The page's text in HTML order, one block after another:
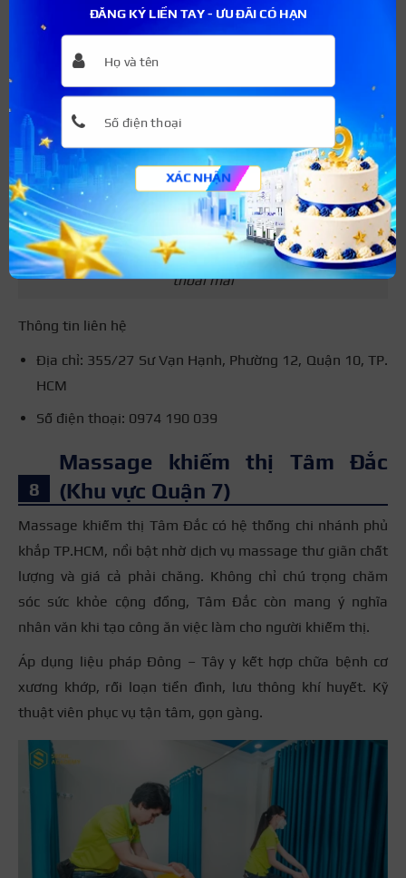
Massage Ánh Dương tọa lạc tại quận 10 với không gian
ấm cúng mang đến cho bạn trải nghiệm thư giãn và
thoải mái
Thông tin liên hệ
Địa chỉ: 355/27 Sư Vạn Hạnh, Phường 12, Quận 10, TP.
HCM
Số điện thoại: 0974 190 039
Massage khiếm thị Tâm Đắc
(Khu vực Quận 7)
Massage khiếm thị Tâm Đắc có hệ thống chi nhánh phủ
khắp TP.HCM, nổi bật nhờ dịch vụ massage thư giãn chất
lượng và giá cả phải chăng. Không chỉ chú trọng chăm
sóc sức khỏe cộng đồng, Tâm Đắc còn mang ý nghĩa
nhân văn khi tạo công ăn việc làm cho người khiếm thị.
Áp dụng liệu pháp Đông – Tây y kết hợp chữa bệnh cơ
xương khớp, rối loạn tiền đình, lưu thông khí huyết. Kỹ
thuật viên phục vụ tận tâm, gọn gàng.
ĐĂNG KÝ LIỀN TAY - ƯU ĐÃI CÓ HẠN
XÁC NHẬN